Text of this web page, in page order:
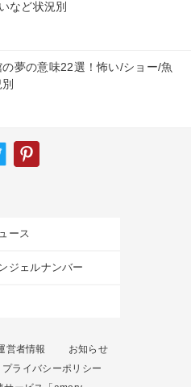
など状況別
の夢の意味22選！怖い/ショー/魚
ース
ジェルナンバー
営者情報
お知らせ
プライバシーポリシー